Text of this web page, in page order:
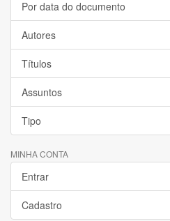
Por data do documento
Autores
Títulos
Assuntos
Tipo
MINHA CONTA
Entrar
Cadastro